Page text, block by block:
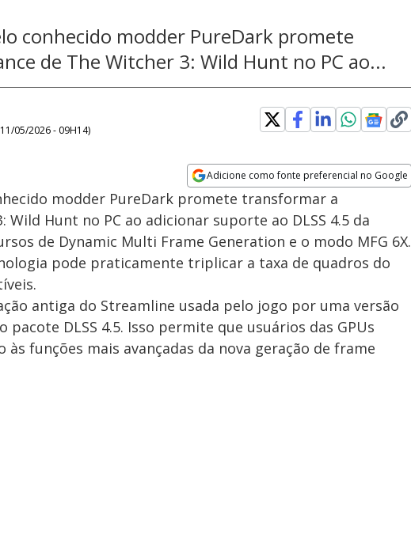
conhecido modder PureDark promete
de The Witcher 3: Wild Hunt no PC ao...
11/05/2026 - 09H14)
Adicione como fonte preferencial no Google
Opens in new window
modder PureDark promete transformar a
Hunt no PC ao adicionar suporte ao DLSS 4.5 da
de Dynamic Multi Frame Generation e o modo MFG 6X.
pode praticamente triplicar a taxa de quadros do
antiga do Streamline usada pelo jogo por uma versão
DLSS 4.5. Isso permite que usuários das GPUs
às funções mais avançadas da nova geração de frame